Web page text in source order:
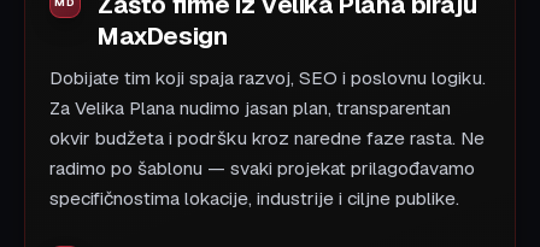
MaxDesign
Dobijate tim koji spaja razvoj, SEO i poslovnu logiku.
Za Velika Plana nudimo jasan plan, transparentan
okvir budžeta i podršku kroz naredne faze rasta. Ne
radimo po šablonu — svaki projekat prilagođavamo
specifičnostima lokacije, industrije i ciljne publike.